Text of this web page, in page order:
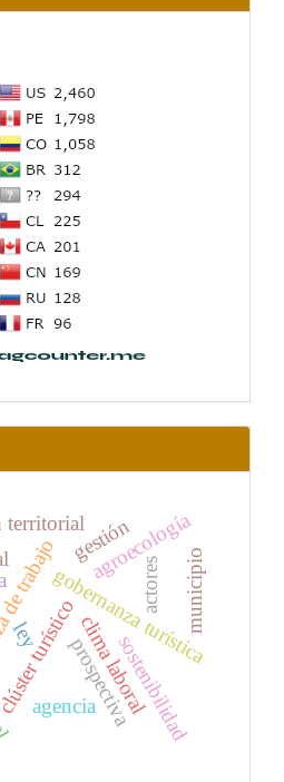
territorial
turístico
gobernanza turística
gestión
clima laboral
agroecología
prospectiva
actores
agencia sostenibilidad
municipio
ley